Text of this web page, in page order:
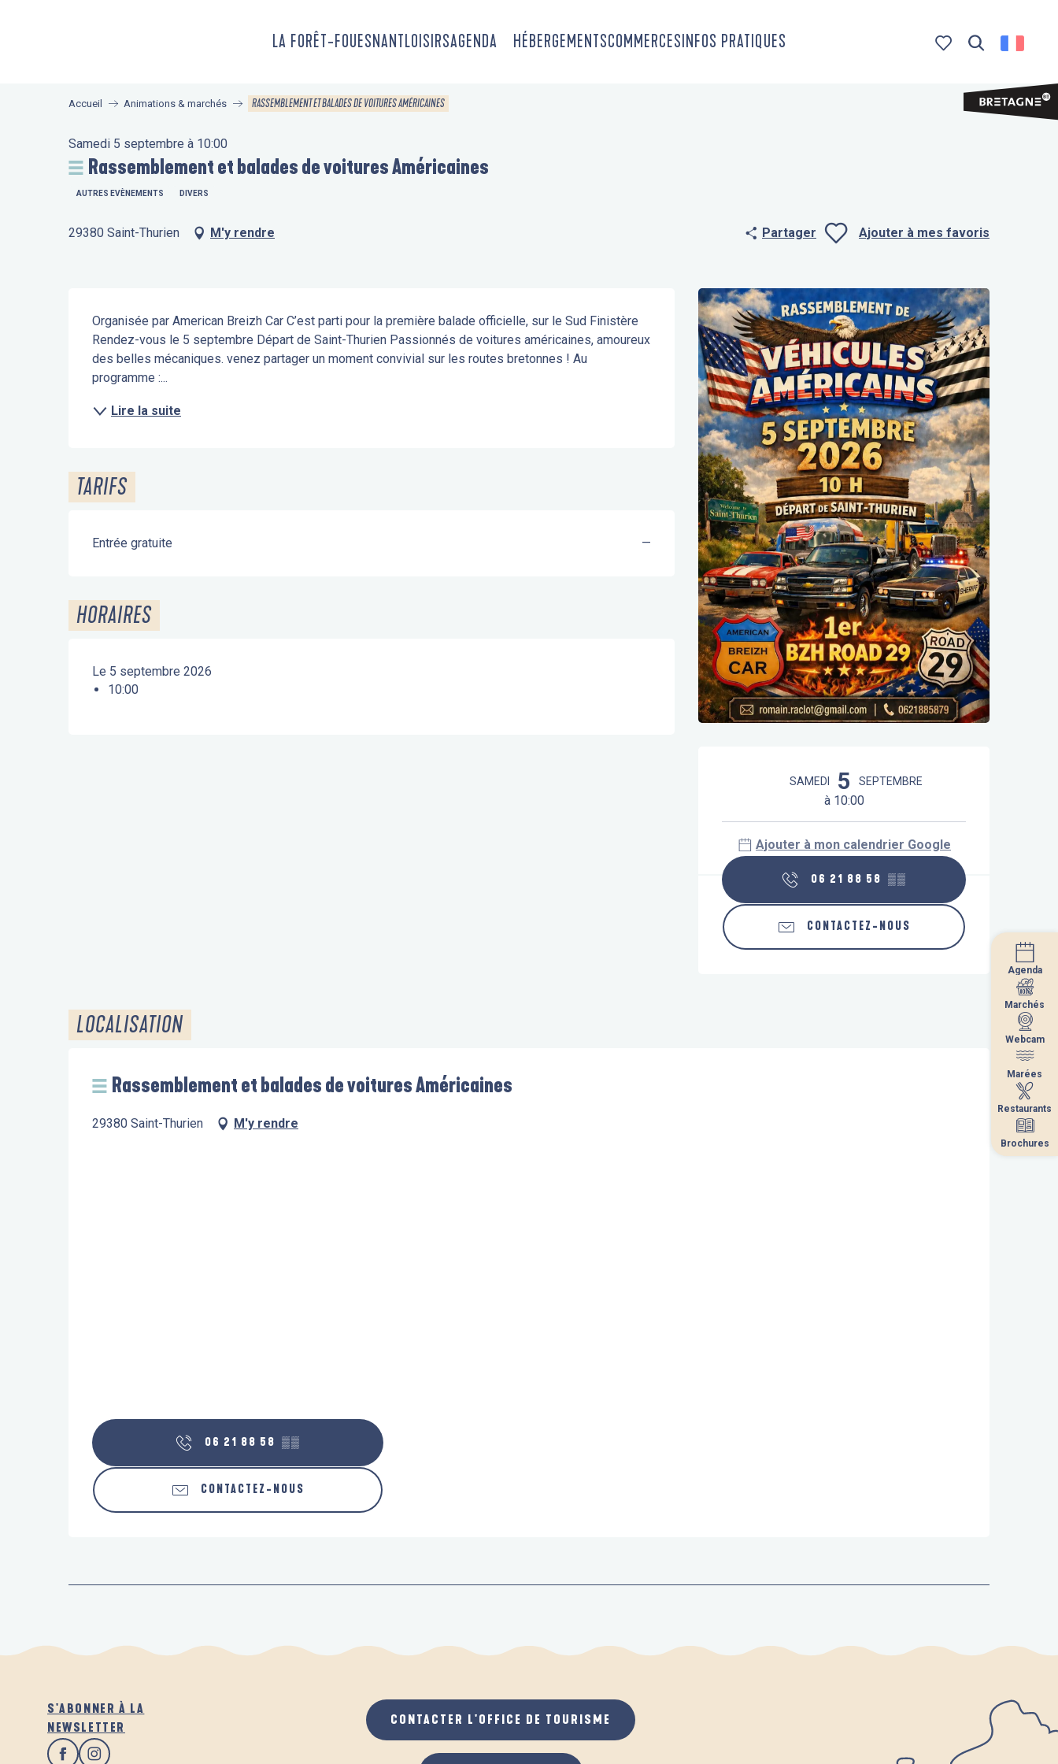
LA FORÊT-FOUESNANTLOISIRSAGENDA HÉBERGEMENTSCOMMERCES INFOS PRATIQUES
Agenda
Marchés
Webcam
Marées
Restaurants
Brochures
Accueil Animations & marchés RASSEMBLEMENT ET BALADES DE VOITURES AMÉRICAINES
Samedi 5 septembre à 10:00
Rassemblement et balades de voitures Américaines
AUTRES EVÈNEMENTS DIVERS
29380 Saint-Thurien M'y rendre Partager Ajouter à mes favoris
Ouverture et coordonnées
SAMEDI 5 SEPTEMBRE
à 10:00
Ajouter à mon calendrier Google
06 21 88 58 ▒▒
CONTACTEZ-NOUS
Description
Organisée par American Breizh Car C’est parti pour la première balade officielle, sur le Sud Finistère
Rendez-vous le 5 septembre Départ de Saint-Thurien Passionnés de voitures américaines, amoureux
des belles mécaniques. venez partager un moment convivial sur les routes bretonnes ! Au
programme :...
Lire la suite
TARIFS
Entrée gratuite —
HORAIRES
Le 5 septembre 2026
10:00
LOCALISATION
Rassemblement et balades de voitures Américaines
29380 Saint-Thurien M'y rendre
06 21 88 58 ▒▒
CONTACTEZ-NOUS
S'ABONNER À LA
NEWSLETTER
CONTACTER L'OFFICE DE TOURISME